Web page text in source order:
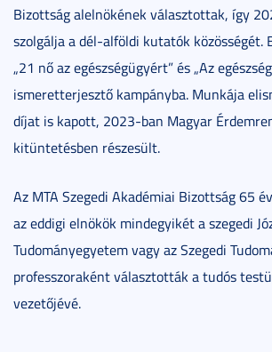
Bizottság alelnökének választottak, így
szolgálja a dél-alföldi kutatók közösségét.
„21 nő az egészségügyért” és „Az
ismeretterjesztő kampányba. Munkája
díjat is kapott, 2023-ban Magyar
kitüntetésben részesült.
Az MTA Szegedi Akadémiai Bizottság 65
az eddigi elnökök mindegyikét a szegedi
Tudományegyetem vagy az Szegedi
professzoraként választották a tudós
vezetőjévé.